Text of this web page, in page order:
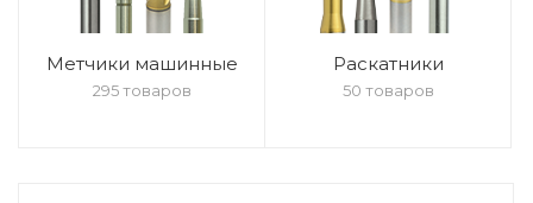
Метчики машинные
295 товаров
Раскатники
50 товаров